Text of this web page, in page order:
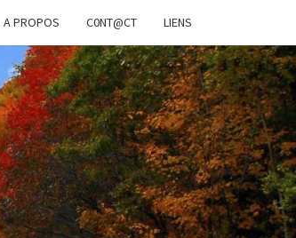
A PROPOS C0NT@CT LIENS